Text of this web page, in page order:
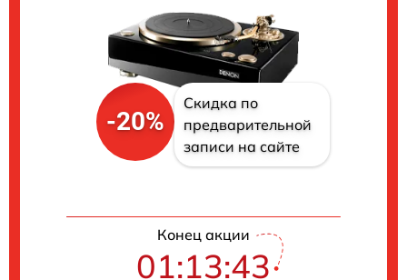
-20%
Скидка по
предварительной
записи на сайте
Конец акции
01:13:42